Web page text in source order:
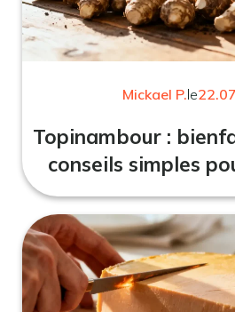
Mickael P.le
Topinambour :
conseils simples